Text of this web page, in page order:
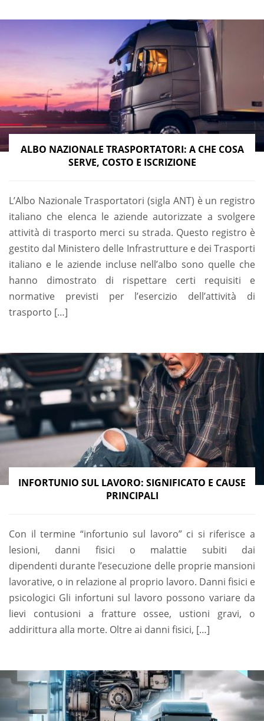
ALBO NAZIONALE TRASPORTATORI: A CHE COSA
SERVE, COSTO E ISCRIZIONE
L’Albo Nazionale Trasportatori (sigla ANT) è un registro
italiano che elenca le aziende autorizzate a svolgere
attività di trasporto merci su strada. Questo registro è
gestito dal Ministero delle Infrastrutture e dei Trasporti
italiano e le aziende incluse nell’albo sono quelle che
hanno dimostrato di rispettare certi requisiti e
normative previsti per l’esercizio dell’attività di
trasporto […]
INFORTUNIO SUL LAVORO: SIGNIFICATO E CAUSE
PRINCIPALI
Con il termine “infortunio sul lavoro” ci si riferisce a
lesioni, danni fisici o malattie subiti dai
dipendenti durante l’esecuzione delle proprie mansioni
lavorative, o in relazione al proprio lavoro. Danni fisici e
psicologici Gli infortuni sul lavoro possono variare da
lievi contusioni a fratture ossee, ustioni gravi, o
addirittura alla morte. Oltre ai danni fisici, […]